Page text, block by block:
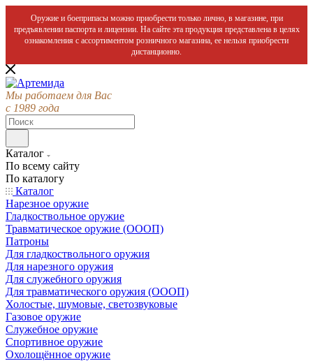
Оружие и боеприпасы можно приобрести только лично, в магазине, при
предъявлении паспорта и лицензии. На сайте эта продукция представлена в целях
ознакомления с ассортиментом розничного магазина, ее нельзя приобрести
дистанционно.
Мы работаем для Вас
с 1989 года
Каталог
По всему сайту
По каталогу
Каталог
Нарезное оружие
Гладкоствольное оружие
Травматическое оружие (ОООП)
Патроны
Для гладкоствольного оружия
Для нарезного оружия
Для служебного оружия
Для травматического оружия (ОООП)
Холостые, шумовые, светозвуковые
Газовое оружие
Служебное оружие
Спортивное оружие
Охолощённое оружие